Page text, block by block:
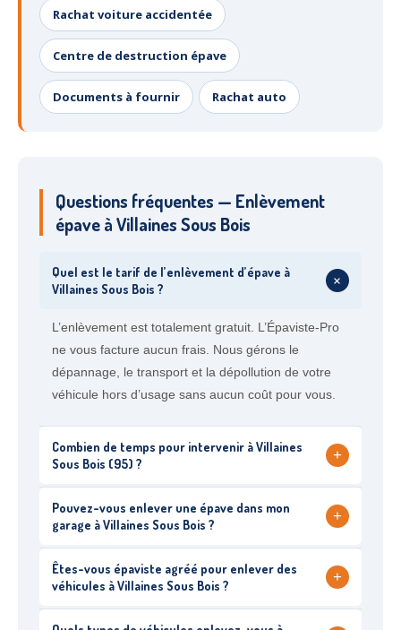
Rachat voiture accidentée
Centre de destruction épave
Documents à fournir Rachat auto
Questions fréquentes — Enlèvement
épave à Villaines Sous Bois
Quel est le tarif de l’enlèvement d’épave à
Villaines Sous Bois ?
+
L’enlèvement est totalement gratuit. L’Épaviste-Pro
ne vous facture aucun frais. Nous gérons le
dépannage, le transport et la dépollution de votre
véhicule hors d’usage sans aucun coût pour vous.
Combien de temps pour intervenir à Villaines
Sous Bois (95) ?
+
Pouvez-vous enlever une épave dans mon
garage à Villaines Sous Bois ?
+
Êtes-vous épaviste agréé pour enlever des
véhicules à Villaines Sous Bois ?
+